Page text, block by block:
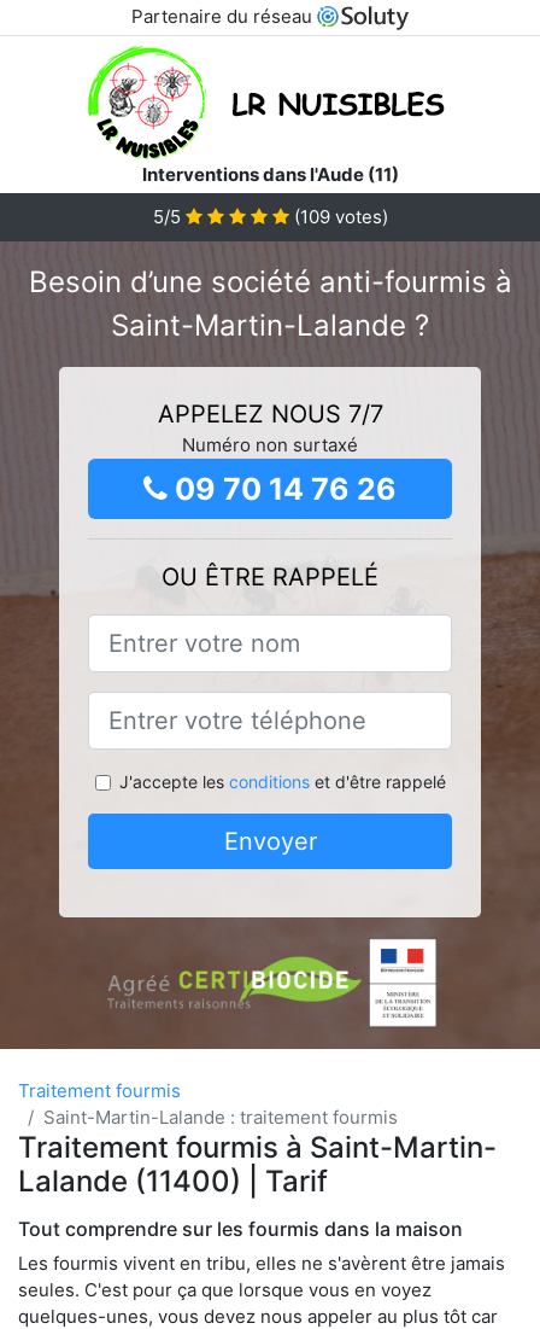
Partenaire du réseau
Interventions dans l'Aude (11)
5/5
(109votes)
Besoin d’une société anti-fourmis à
Saint-Martin-Lalande ?
APPELEZ NOUS 7/7
Numéro non surtaxé
09 70 14 76 26
OU ÊTRE RAPPELÉ
J'accepte les conditionset d'être rappelé
Envoyer
Traitement fourmis
Saint-Martin-Lalande : traitement fourmis
Traitement fourmis à Saint-Martin-
Lalande (11400) | Tarif
Tout comprendre sur les fourmis dans la maison
Les fourmis vivent en tribu, elles ne s'avèrent être jamais
seules. C'est pour ça que lorsque vous en voyez
quelques-unes, vous devez nous appeler au plus tôt car